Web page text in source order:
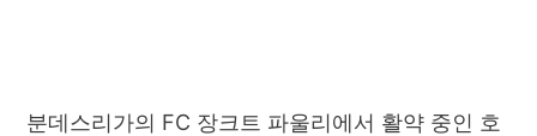
분데스리가의 FC 장크트 파울리에서 활약 중인 호